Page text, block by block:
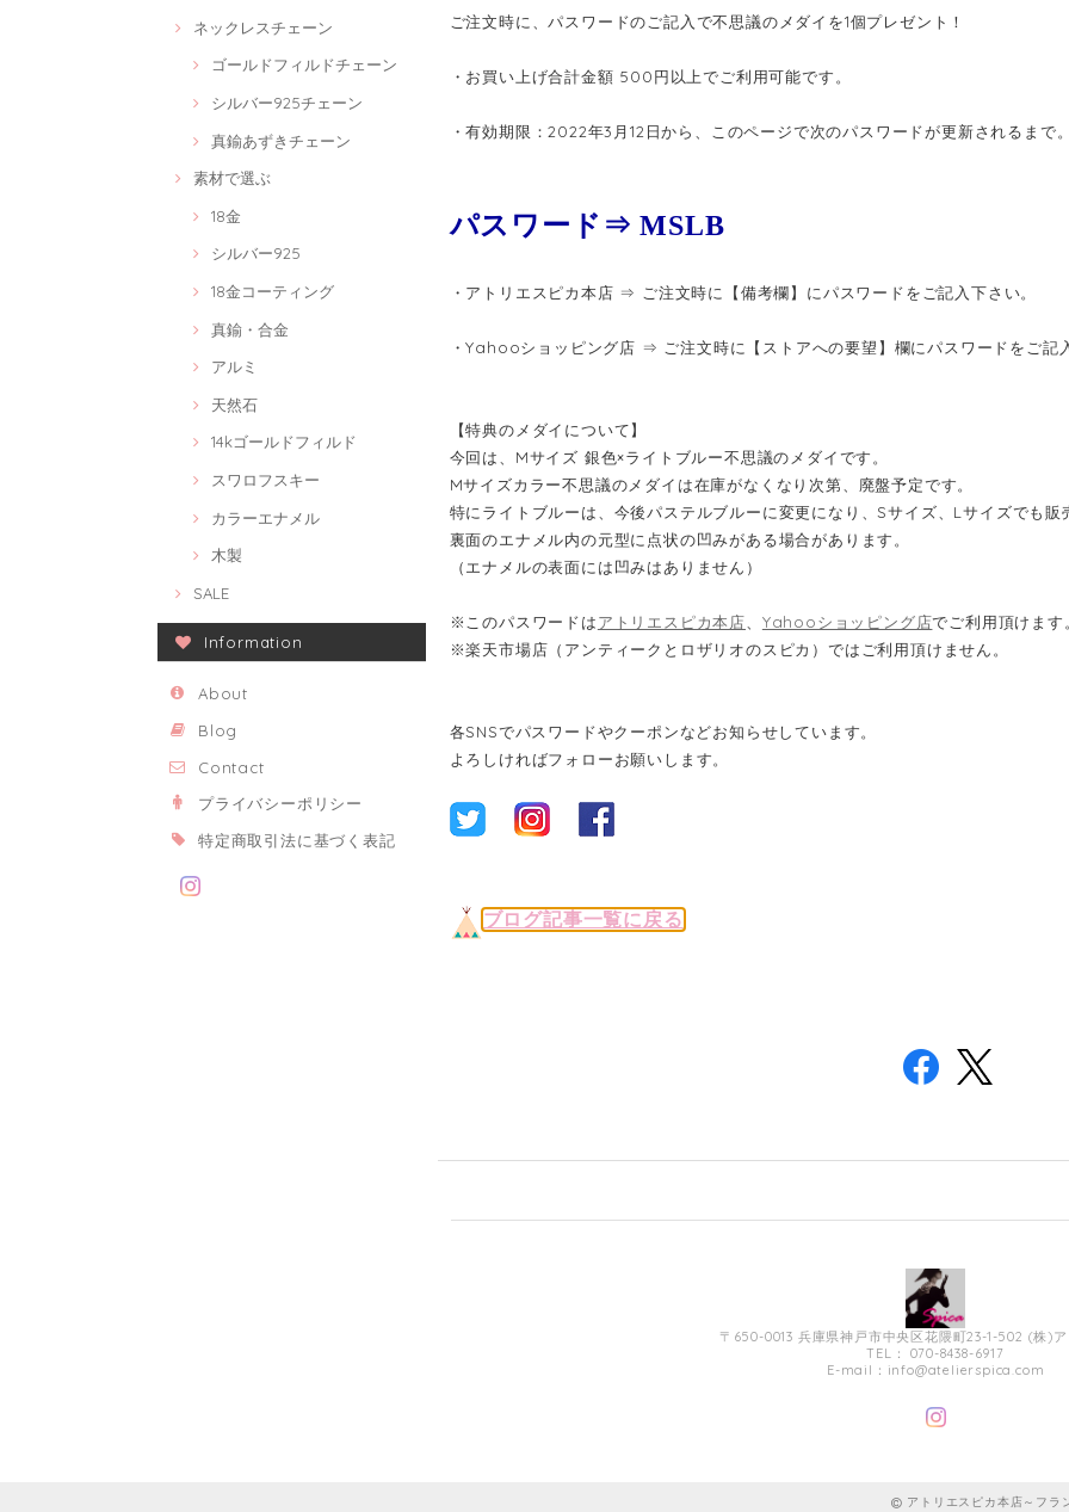
ネックレスチェーン
ゴールドフィルドチェーン
シルバー925チェーン
真鍮あずきチェーン
素材で選ぶ
18金
シルバー925
18金コーティング
真鍮・合金
アルミ
天然石
14kゴールドフィルド
スワロフスキー
カラーエナメル
木製
SALE
Information
About
Blog
Contact
プライバシーポリシー
特定商取引法に基づく表記
ご注文時に、パスワードのご記入で不思議のメダイを1個プレゼント！
・お買い上げ合計金額 500円以上でご利用可能です。
・有効期限：2022年3月12日から、このページで次のパスワードが更新されるまで。
パスワード⇒ MSLB
・アトリエスピカ本店 ⇒ ご注文時に【備考欄】にパスワードをご記入下さい。
・Yahooショッピング店 ⇒ ご注文時に【ストアへの要望】欄にパスワードをご記
【特典のメダイについて】
今回は、Mサイズ 銀色×ライトブルー不思議のメダイです。
Mサイズカラー不思議のメダイは在庫がなくなり次第、廃盤予定です。
特にライトブルーは、今後パステルブルーに変更になり、Sサイズ、Lサイズでも販
裏面のエナメル内の元型に点状の凹みがある場合があります。
（エナメルの表面には凹みはありません）
※このパスワードはアトリエスピカ本店、 Yahooショッピング店でご利用頂けます
※楽天市場店（アンティークとロザリオのスピカ）ではご利用頂けません。
各SNSでパスワードやクーポンなどお知らせしています。
よろしければフォローお願いします。
ブログ記事一覧に戻る
〒650-0013 兵庫県神戸市中央区花隈町23-1-502 (株)ア
TEL： 070-8438-6917
E-mail： info@atelierspica.com
アトリエスピカ本店～フラ